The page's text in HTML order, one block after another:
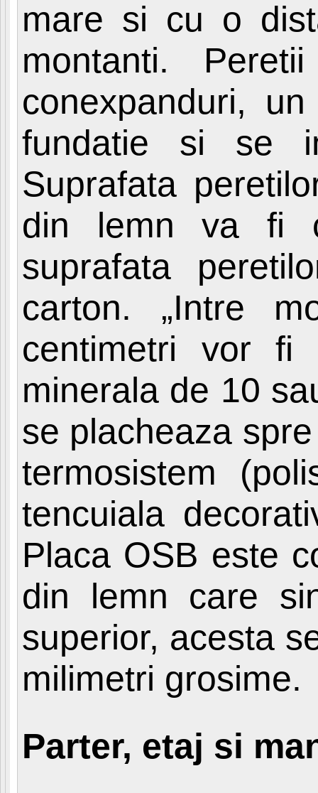
mare si cu o
montanti.
conexpanduri,
fundatie si se
Suprafata
din lemn va fi
suprafata
carton. „Intre
centimetri vor
minerala de 10
se placheaza
termosistem
tencuiala
Placa OSB este
din lemn care
superior, acesta
milimetri grosime.
Parter, etaj si